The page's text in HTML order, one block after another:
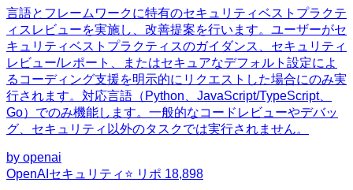
言語とフレームワークに特有のセキュリティベストプラクテ
ィスレビューを実施し、改善提案を行います。ユーザーがセ
キュリティベストプラクティスのガイダンス、セキュリティ
レビュー/レポート、またはセキュアなデフォルト設定によ
るコーディング支援を明示的にリクエストした場合にのみ実
行されます。対応言語（Python、JavaScript/TypeScript、
Go）でのみ機能します。一般的なコードレビューやデバッ
グ、セキュリティ以外のタスクでは実行されません。
by openai
OpenAI セキュリティ ⭐ リポ 18,898